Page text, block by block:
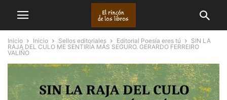
Inicio Inicio Sellos editoriales Editorial Poesía eres tú
SIN LA
RAJA DEL CULO ME SENTIRÍA MÁS SEGURO. GERARDO FERREIRO
VALIÑO